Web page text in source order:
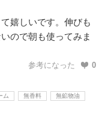
嬉しいです。伸びも
ので朝も使ってみま
参考になった 0
ム 無香料 無鉱物油